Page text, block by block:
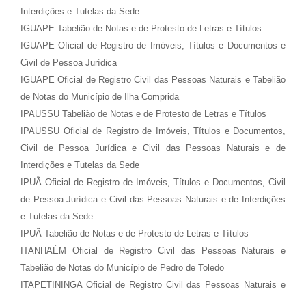
Interdições e Tutelas da Sede
IGUAPE Tabelião de Notas e de Protesto de Letras e Títulos
IGUAPE Oficial de Registro de Imóveis, Títulos e Documentos e
Civil de Pessoa Jurídica
IGUAPE Oficial de Registro Civil das Pessoas Naturais e Tabelião
de Notas do Município de Ilha Comprida
IPAUSSU Tabelião de Notas e de Protesto de Letras e Títulos
IPAUSSU Oficial de Registro de Imóveis, Títulos e Documentos,
Civil de Pessoa Jurídica e Civil das Pessoas Naturais e de
Interdições e Tutelas da Sede
IPUÃ Oficial de Registro de Imóveis, Títulos e Documentos, Civil
de Pessoa Jurídica e Civil das Pessoas Naturais e de Interdições
e Tutelas da Sede
IPUÃ Tabelião de Notas e de Protesto de Letras e Títulos
ITANHAÉM Oficial de Registro Civil das Pessoas Naturais e
Tabelião de Notas do Município de Pedro de Toledo
ITAPETININGA Oficial de Registro Civil das Pessoas Naturais e